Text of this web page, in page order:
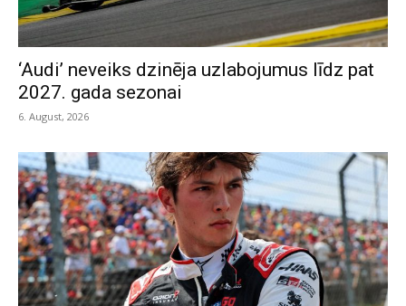
‘Audi’ neveiks dzinēja uzlabojumus līdz pat
2027. gada sezonai
6. August, 2026